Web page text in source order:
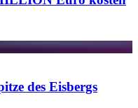
des Eisbergs